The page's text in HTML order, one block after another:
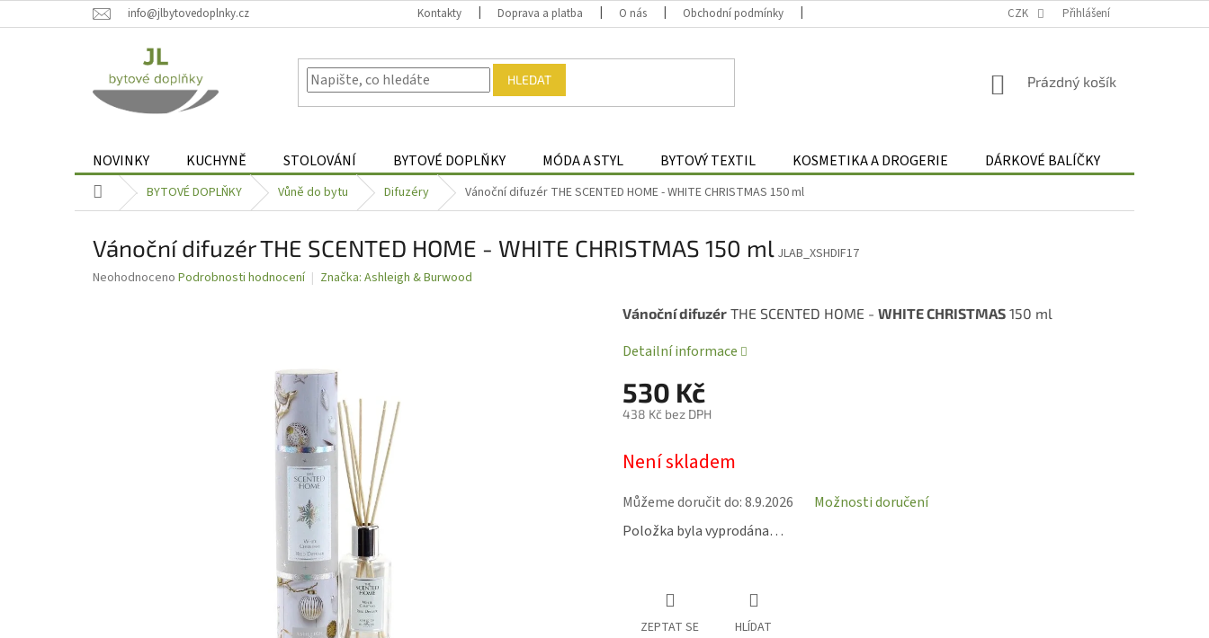
na
info@jlbytovedoplnky.cz Kontakty Doprava a platba O nás Obchodní podmínky Odstoupení od smlouvy
CZK Přihlášení
HLEDAT
NÁKUPNÍ
Prázdný košík
NOVINKY KUCHYNĚ STOLOVÁNÍ BYTOVÉ DOPLŇKY MÓDA A STYL BYTOVÝ TEXTIL KOSMETIKA A DROGERIE DÁRKOVÉ BALÍČKY
Domů BYTOVÉ DOPLŇKY Vůně do bytu Difuzéry Vánoční difuzér THE SCENTED HOME - WHITE CHRISTMAS 150 ml
Vánoční difuzér THE SCENTED HOME - WHITE CHRISTMAS 150 ml JLAB_XSHDIF17
Průměrné
Neohodnoceno Podrobnosti hodnocení Značka: Ashleigh & Burwood
530 Kč
438 Kč bez DPH
cena:
Není skladem
Můžeme doručit do:8.9.2026
Možnosti doručení
Položka byla vyprodána…
Vánoční difuzér THE SCENTED HOME - WHITE CHRISTMAS 150 ml
Detailní informace
ZEPTAT SE HLÍDAT